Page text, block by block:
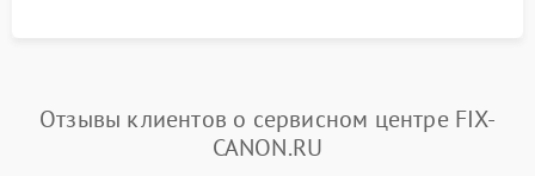
Отзывы клиентов о сервисном центре FIX-
CANON.RU